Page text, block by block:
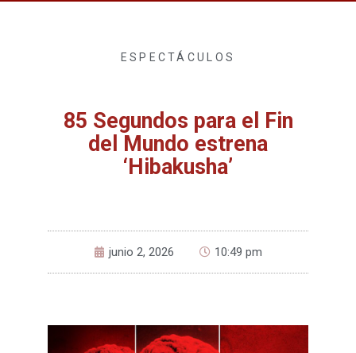
ESPECTÁCULOS
85 Segundos para el Fin
del Mundo estrena
‘Hibakusha’
junio 2, 2026 10:49 pm